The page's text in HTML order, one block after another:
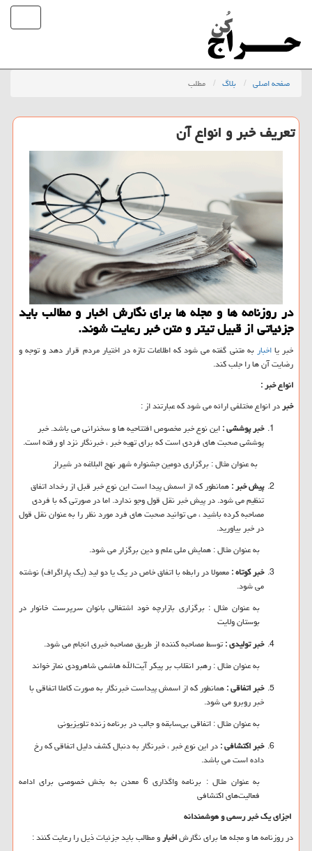
صفحه اصلی بلاگ مطلب
تعریف خبر و انواع آن
در روزنامه ها و مجله ها برای نگارش اخبار و مطالب باید
جزئیاتی از قبیل تیتر و متن خبر رعایت شوند.
خبر یااخباربه متنی گفته می شود که اطلاعات تازه در اختیار مردم قرار دهد و توجه و
رضایت آن ها را جلب کند.
انواع خبر :
خبردر انواع مختلفی ارائه می شود که عبارتند از :
خبر پوششی :این نوع خبر مخصوص افتتاحیه ها و سخنرانی می باشد. خبر
پوششی صحبت های فردی است که برای تهیه خبر ، خبرنگار نزد او رفته است.
به عنوان مثال : برگزاری دومین جشنواره شهر نهج البلاغه در شیراز
پیش خبر :همانطور که از اسمش پیدا است این نوع خبر قبل از رخداد اتفاق
تنظیم می شود. در پیش خبر نقل قول وجو ندارد. اما در صورتی که با فردی
مصاحبه کرده باشید ، می توانید صحبت های فرد مورد نظر را به عنوان نقل قول
در خبر بیاورید.
به عنوان مثال : همایش ملی علم و دین برگزار می شود.
خبر کوتاه :معمولا در رابطه با اتفاق خاص در یک یا دو لید (یک پاراگراف) نوشته
می شود.
به عنوان مثال : برگزاری بازارچه خود اشتغالی بانوان سرپرست خانوار در
بوستان ولایت
خبر تولیدی :توسط مصاحبه کننده از طریق مصاحبه خبری انجام می شود.
به عنوان مثال : رهبر انقلاب بر پیکر آیت‌الله هاشمی شاهرودی نماز خواند
خبر اتفاقی :همانطور که از اسمش پیداست خبرنگار به صورت کاملا اتفاقی با
خبر روبرو می شود.
به عنوان مثال : اتفاقی بی‌سابقه و جالب در برنامه زنده تلویزیونی
خبر اکتشافی :در این نوع خبر ، خبرنگار به دنبال کشف دلیل اتفاقی که رخ
داده است می باشد.
به عنوان مثال : برنامه واگذاری 6 معدن به بخش خصوصی برای ادامه
فعالیت‌های اکتشافی
اجزای یک خبر رسمی و هوشمندانه
در روزنامه ها و مجله ها برای نگارشاخبارو مطالب باید جزئیات ذیل را رعایت کنند :